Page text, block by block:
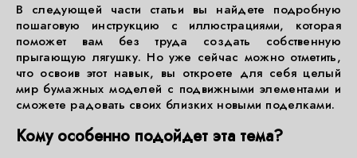
В следующей части статьи вы найдете подробную
пошаговую инструкцию с иллюстрациями, которая
поможет вам без труда создать собственную
прыгающую лягушку. Но уже сейчас можно отметить,
что освоив этот навык, вы откроете для себя целый
мир бумажных моделей с подвижными элементами и
сможете радовать своих близких новыми поделками.
Кому особенно подойдет эта тема?